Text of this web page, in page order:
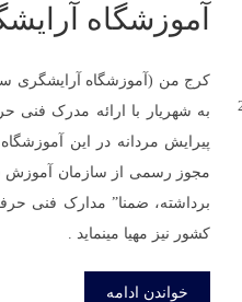
آموزشگاه
کرج من (آموزشگاه آرایشگری
به شهریار با ارائه مدرک فنی
پیرایش مردانه در این
برداشته، ضمنا” مدارک فنی
کشور نیز مهیا مینماید .
خواندن ادامه